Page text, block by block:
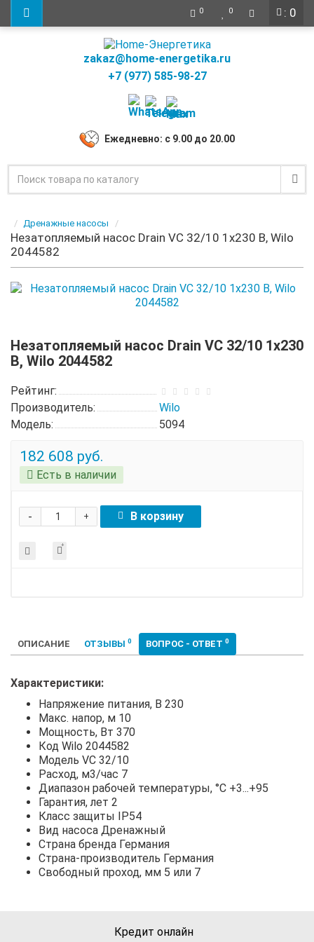
: 0
0 0
zakaz@home-energetika.ru
+7 (977) 585-98-27
Ежедневно: с 9.00 до 20.00
Дренажные насосы
Незатопляемый насос Drain VC 32/10 1х230 В, Wilo
2044582
Незатопляемый насос Drain VC 32/10 1х230
В, Wilo 2044582
Рейтинг:
Производитель:
Wilo
Модель:
5094
182 608 руб.
Есть в наличии
+
- В корзину
ОПИСАНИЕ ОТЗЫВЫ 0 ВОПРОС - ОТВЕТ 0
Характеристики:
Напряжение питания, В 230
Макс. напор, м 10
Мощность, Вт 370
Код Wilo 2044582
Модель VC 32/10
Расход, м3/час 7
Диапазон рабочей температуры, °С +3...+95
Гарантия, лет 2
Класс защиты IP54
Вид насоса Дренажный
Страна бренда Германия
Страна-производитель Германия
Свободный проход, мм 5 или 7
Кредит онлайн